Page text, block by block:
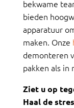
bekwame
bieden
apparatuur
maken. Onze
demonteren
pakken als in
Ziet u op
Haal de